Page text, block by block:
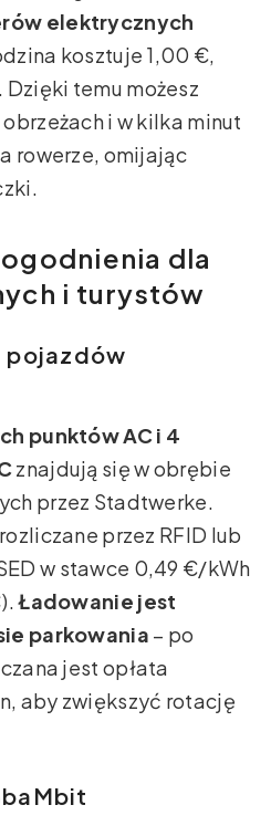
elektrycznych
kosztuje 1,00 €,
temu możesz
i w kilka minut
rowerze, omijając
dla
i turystów
pojazdów
punktów AC i 4
znajdują się w obrębie
przez Stadtwerke.
przez RFID lub
w stawce 0,49 €/kWh
Ładowanie jest
parkowania – po
jest opłata
aby zwiększyć rotację